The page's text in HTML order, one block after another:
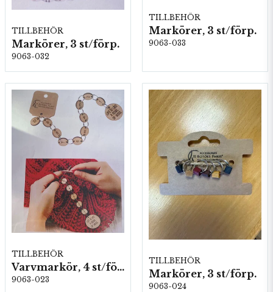
TILLBEHÖR
Markörer, 3 st/förp.
9063-032
TILLBEHÖR
Markörer, 3 st/förp.
9063-033
TILLBEHÖR
Varvmarkör, 4 st/förp.
9063-023
TILLBEHÖR
Markörer, 3 st/förp.
9063-024